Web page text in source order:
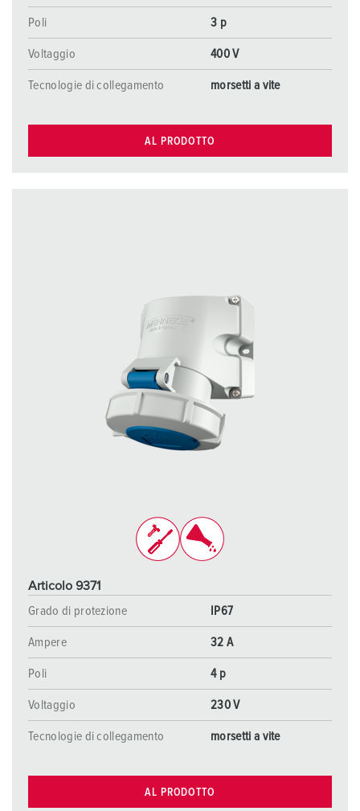
Poli 3 p
Voltaggio 400 V
Tecnologie di collegamento morsetti a vite
AL PRODOTTO
Articolo 9371
Grado di protezione
IP67
Ampere 32 A
Poli 4 p
Voltaggio 230 V
Tecnologie di collegamento morsetti a vite
AL PRODOTTO